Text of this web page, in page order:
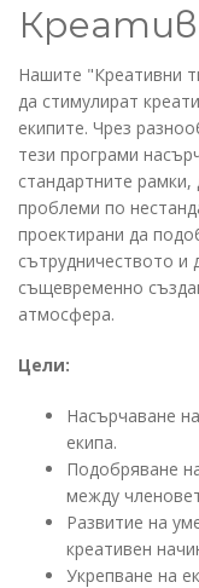
Нашите "Креативни
да стимулират
екипите. Чрез
тези програми
стандартните
проблеми по
проектирани да
сътрудничеството и
същевременно
атмосфера.
Цели:
Насърчаване
екипа.
Подобряване
между
Развитие на
креативен
Укрепване на